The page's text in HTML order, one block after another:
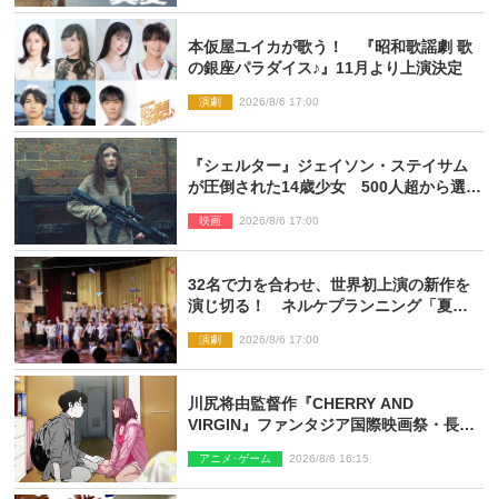
本仮屋ユイカが歌う！ 『昭和歌謡劇 歌
の銀座パラダイス♪』11月より上演決定
演劇 2026/8/6 17:00
『シェルター』ジェイソン・ステイサム
が圧倒された14歳少女 500人超から選出
とは
映画 2026/8/6 17:00
32名で力を合わせ、世界初上演の新作を
演じ切る！ ネルケプランニング「夏休
ト【最終日】
演劇 2026/8/6 17:00
川尻将由監督作『CHERRY AND
VIRGIN』ファンタジア国際映画祭・長編
アニメ･ゲーム 2026/8/6 16:15